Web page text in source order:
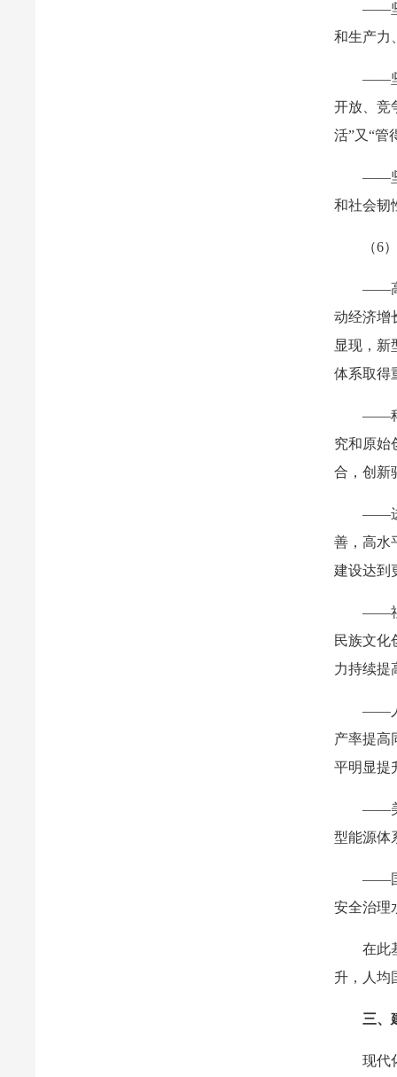
——坚
和生产力
——坚
开放、竞
活”又“管
——坚
和社会韧
（6
——高
动经济增
显现，新
体系取得
——科
究和原始
合，创新
——进
善，高水
建设达到
——社
民族文化
力持续提
——人
产率提高
平明显提
——美
型能源体
——国
安全治理
在此
升，人均
三、
现代